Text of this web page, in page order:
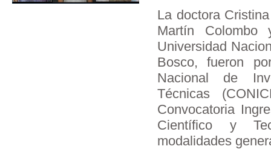
La doctora
Martín
Universidad
Bosco, fueron
Nacional de
Técnicas
Convocatoria
Científico y
modalidades